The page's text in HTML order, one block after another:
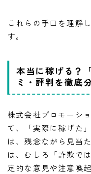
これらの手口を理解
す。
本当に稼げる？
ミ・評判を徹底
株式会社プロモーシ
て、「実際に稼げた
は、残念ながら見当
は、むしろ「詐欺で
定的な意見や注意喚